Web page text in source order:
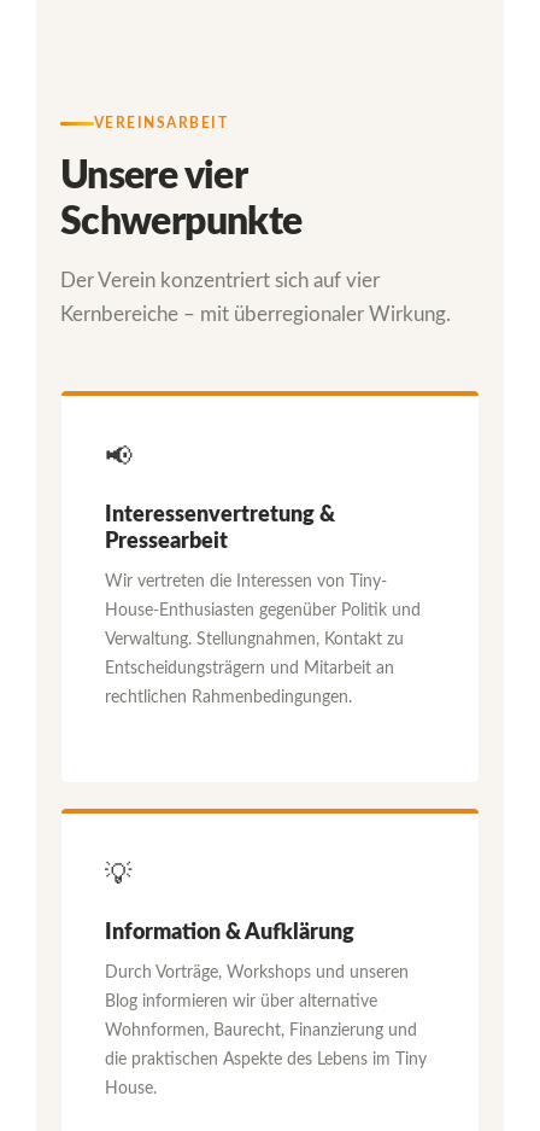
VEREINSARBEIT
Unsere vier
Schwerpunkte
Der Verein konzentriert sich auf vier
Kernbereiche – mit überregionaler Wirkung.
📢
Interessenvertretung &
Pressearbeit
Wir vertreten die Interessen von Tiny-
House-Enthusiasten gegenüber Politik und
Verwaltung. Stellungnahmen, Kontakt zu
Entscheidungsträgern und Mitarbeit an
rechtlichen Rahmenbedingungen.
💡
Information & Aufklärung
Durch Vorträge, Workshops und unseren
Blog informieren wir über alternative
Wohnformen, Baurecht, Finanzierung und
die praktischen Aspekte des Lebens im Tiny
House.